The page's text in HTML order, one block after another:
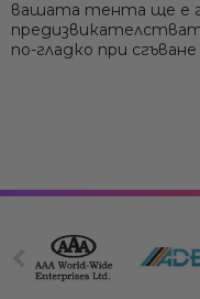
вашата тента ще е
по-гладко при сгъване